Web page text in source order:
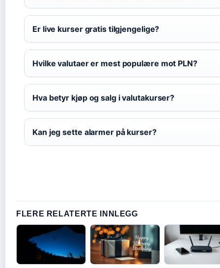
Er live kurser gratis tilgjengelige?
Hvilke valutaer er mest populære mot PLN?
Hva betyr kjøp og salg i valutakurser?
Kan jeg sette alarmer på kurser?
FLERE RELATERTE INNLEGG